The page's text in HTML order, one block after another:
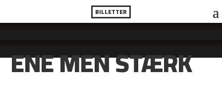
BILLETTER
ENE MEN STÆRK